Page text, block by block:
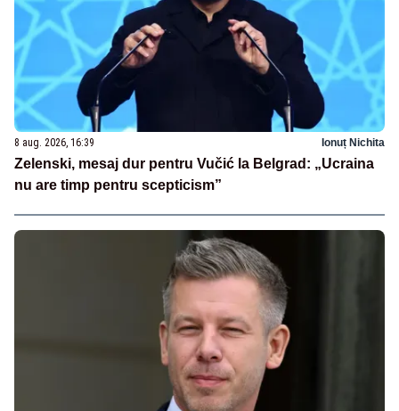
8 aug. 2026, 16:39 Ionuț Nichita
Zelenski, mesaj dur pentru Vučić la Belgrad: „Ucraina
nu are timp pentru scepticism”